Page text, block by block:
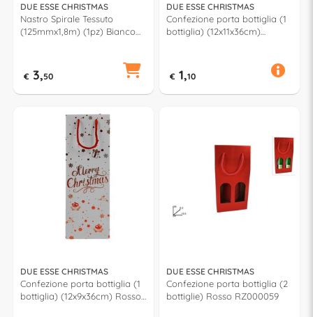
DUE ESSE CHRISTMAS
Nastro Spirale Tessuto
(125mmx1,8m) (1pz) Bianco
€ 3,50
DUE ESSE CHRISTMAS
Confezione porta bottiglia (1
bottiglia) (12x11x36cm)
€ 1,10
DUE ESSE CHRISTMAS
Confezione porta bottiglia (1
bottiglia) (12x9x36cm) Rosso
DUE ESSE CHRISTMAS
Confezione porta bottiglia (2
bottiglie) Rosso RZ000059